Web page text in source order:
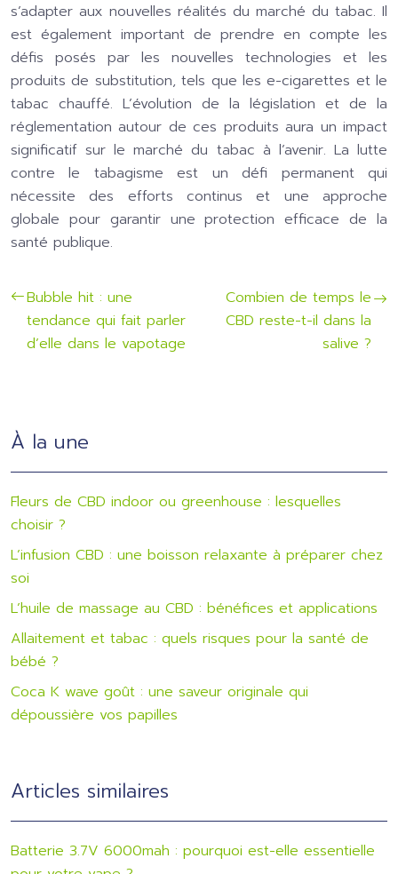
s’adapter aux nouvelles réalités du marché du tabac. Il
est également important de prendre en compte les
défis posés par les nouvelles technologies et les
produits de substitution, tels que les e-cigarettes et le
tabac chauffé. L’évolution de la législation et de la
réglementation autour de ces produits aura un impact
significatif sur le marché du tabac à l’avenir. La lutte
contre le tabagisme est un défi permanent qui
nécessite des efforts continus et une approche
globale pour garantir une protection efficace de la
santé publique.
Bubble hit : une
tendance qui fait parler
d’elle dans le vapotage
Combien de temps le
CBD reste-t-il dans la
salive ?
À la une
Fleurs de CBD indoor ou greenhouse : lesquelles
choisir ?
L’infusion CBD : une boisson relaxante à préparer chez
soi
L’huile de massage au CBD : bénéfices et applications
Allaitement et tabac : quels risques pour la santé de
bébé ?
Coca K wave goût : une saveur originale qui
dépoussière vos papilles
Articles similaires
Batterie 3.7V 6000mah : pourquoi est-elle essentielle